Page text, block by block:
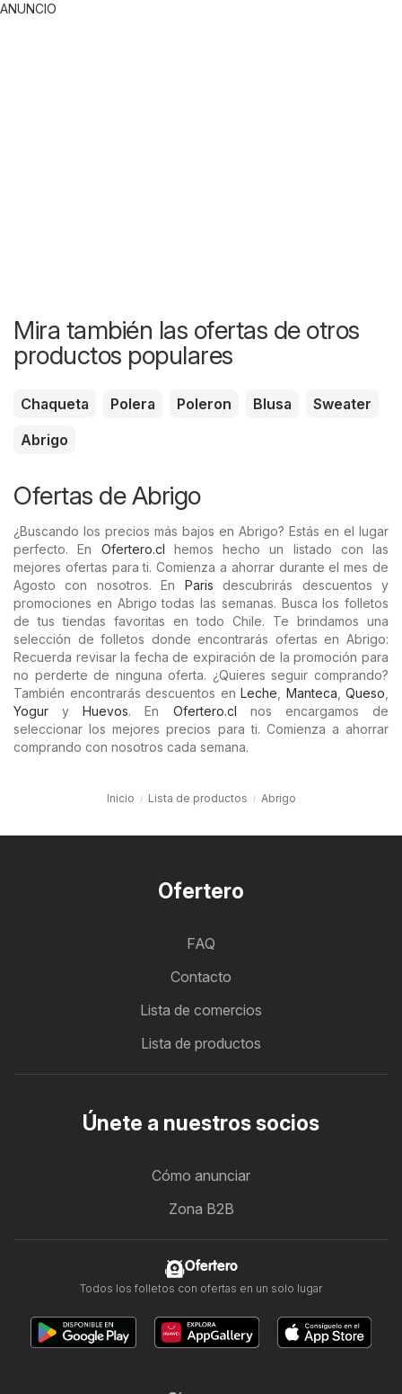
ANUNCIO
Mira también las ofertas de otros
productos populares
Chaqueta Polera Poleron Blusa
Sweater
Abrigo
Ofertas de Abrigo
¿Buscando los precios más bajos en Abrigo? Estás en el lugar
perfecto. En Ofertero.cl hemos hecho un listado con las
mejores ofertas para ti. Comienza a ahorrar durante el mes de
Agosto con nosotros. En Paris descubrirás descuentos y
promociones en Abrigo todas las semanas. Busca los folletos
de tus tiendas favoritas en todo Chile. Te brindamos una
selección de folletos donde encontrarás ofertas en Abrigo:
Recuerda revisar la fecha de expiración de la promoción para
no perderte de ninguna oferta. ¿Quieres seguir comprando?
También encontrarás descuentos en Leche, Manteca, Queso,
Yogur yHuevos. En Ofertero.cl nos encargamos de
seleccionar los mejores precios para ti. Comienza a ahorrar
comprando con nosotros cada semana.
Inicio Lista de productos Abrigo
Ofertero
FAQ
Contacto
Lista de comercios
Lista de productos
Únete a nuestros socios
Cómo anunciar
Zona B2B
Ofertero
Todos los folletos con ofertas en un solo lugar